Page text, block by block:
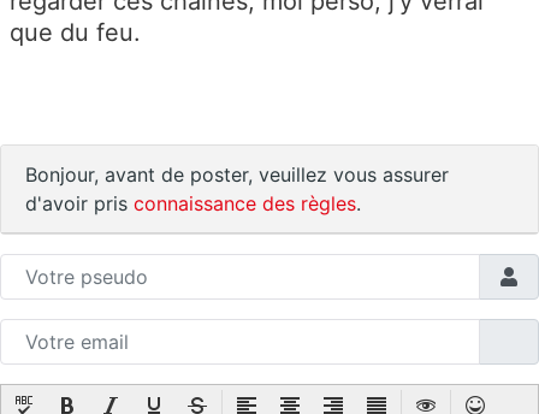
que du feu.
Bonjour, avant de poster, veuillez vous assurer
d'avoir pris connaissance des règles.